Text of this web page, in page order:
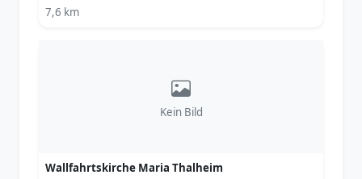
7,6 km
Kein Bild
Wallfahrtskirche Maria Thalheim